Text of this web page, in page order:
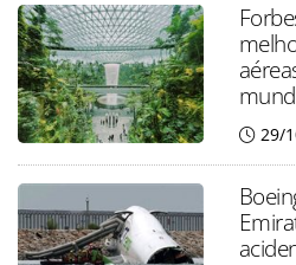
29/